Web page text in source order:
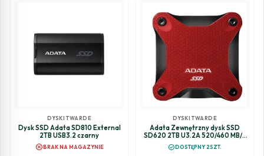
DYSKI TWARDE
Dysk SSD Adata SD810 External
2TB USB3.2 czarny
cancelBRAK NA MAGAZYNIE
DYSKI TWARDE
Adata Zewnętrzny dysk SSD
SD620 2TB U3.2A 520/460 MB/s
Red
check_circleDOSTĘPNY 2SZT.